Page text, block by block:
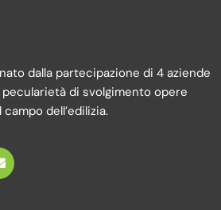
dalla partecipazione di 4 aziende
di svolgimento opere
dell’edilizia.